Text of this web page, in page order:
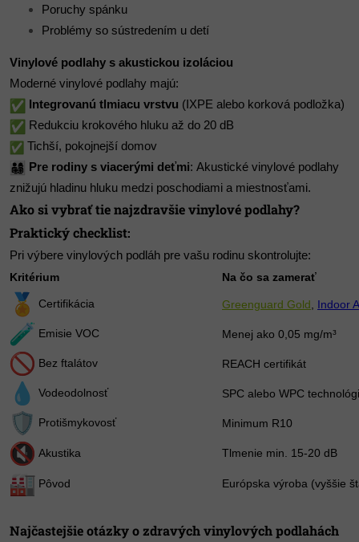
Poruchy spánku
Problémy so sústredením u detí
Vinylové podlahy s akustickou izoláciou
Moderné vinylové podlahy majú:
Integrovanú tlmiacu vrstvu (IXPE alebo korková podložka)
Redukciu krokového hluku až do 20 dB
Tichší, pokojnejší domov
Pre rodiny s viacerými deťmi: Akustické vinylové podlahy
znižujú hladinu hluku medzi poschodiami a miestnosťami.
Ako si vybrať tie najzdravšie vinylové podlahy?
Praktický checklist:
Pri výbere vinylových podláh pre vašu rodinu skontrolujte:
Kritérium
Na čo sa zamerať
Certifikácia Greenguard Gold Indoor
Emisie VOC Menej ako 0,05 mg/m³
Bez ftalátov REACH certifikát
Vodeodolnosť SPC alebo WPC
Protišmykovosť Minimum R10
Akustika Tlmenie min. 15-20 dB
Pôvod Európska výroba (vyššie
Najčastejšie otázky o zdravých vinylových podlahách